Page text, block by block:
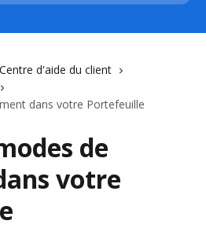
Centre d'aide du client
dans votre Portefeuille
de
votre